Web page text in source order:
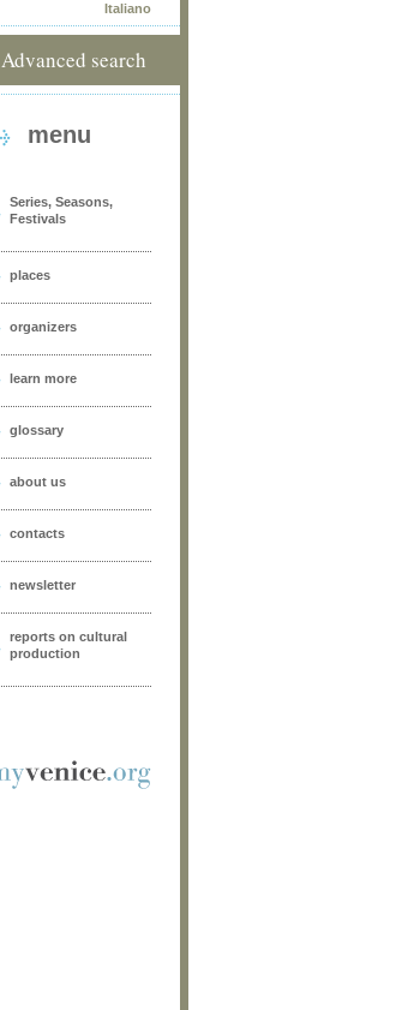
Italiano
Advanced search
menu
Series, Seasons,
Festivals
places
organizers
learn more
glossary
about us
contacts
newsletter
reports on cultural
production